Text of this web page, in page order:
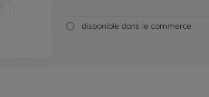
disponible dans le commerce